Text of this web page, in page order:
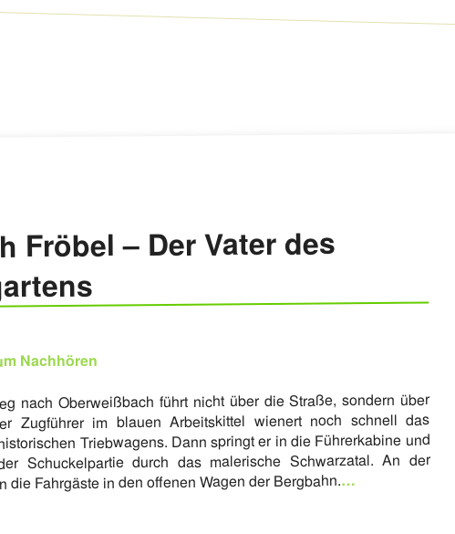
Fröbel – Der Vater des
Nachhören
nach Oberweißbach führt nicht über die Straße, sondern über
Zugführer im blauen Arbeitskittel wienert noch schnell das
Triebwagens. Dann springt er in die Führerkabine und
Schuckelpartie durch das malerische Schwarzatal. An der
die Fahrgäste in den offenen Wagen der Bergbahn.…